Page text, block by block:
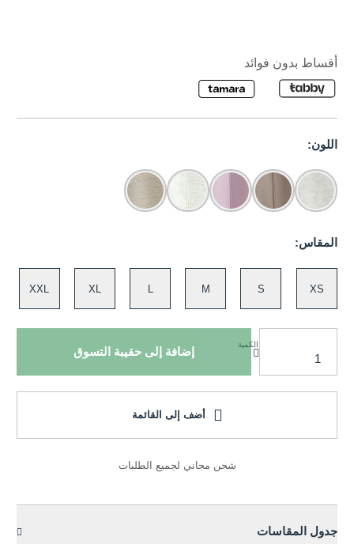
أقساط بدون فوائد
اللون:
المقاس:
XS
S
M
XL
XXL
الكمية
إضافة إلى حقيبة التسوق
أضف إلى القائمة
شحن مجاني لجميع الطلبات
جدول المقاسات